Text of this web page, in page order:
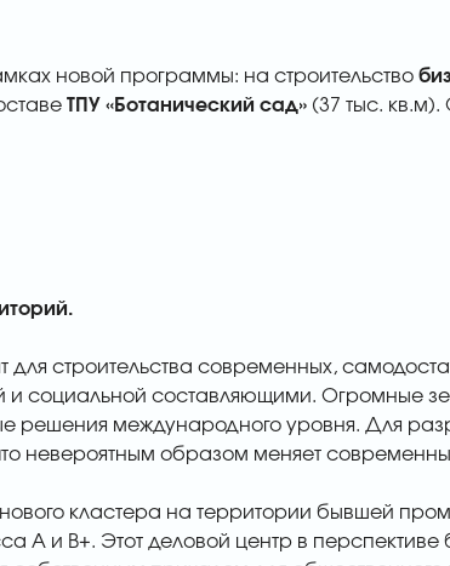
новой программы: на строительство
ТПУ «Ботанический сад» (37 тыс.
для строительства современных,
и социальной составляющими. Огромные
решения международного уровня. Для
невероятным образом меняет
кластера на территории бывшей
А и В+. Этот деловой центр в